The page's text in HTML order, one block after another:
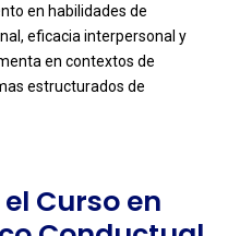
en habilidades de
eficacia interpersonal y
en contextos de
estructurados de
Curso en